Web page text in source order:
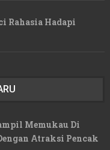
Rahasia Hadapi
Memukau Di
Atraksi Pencak